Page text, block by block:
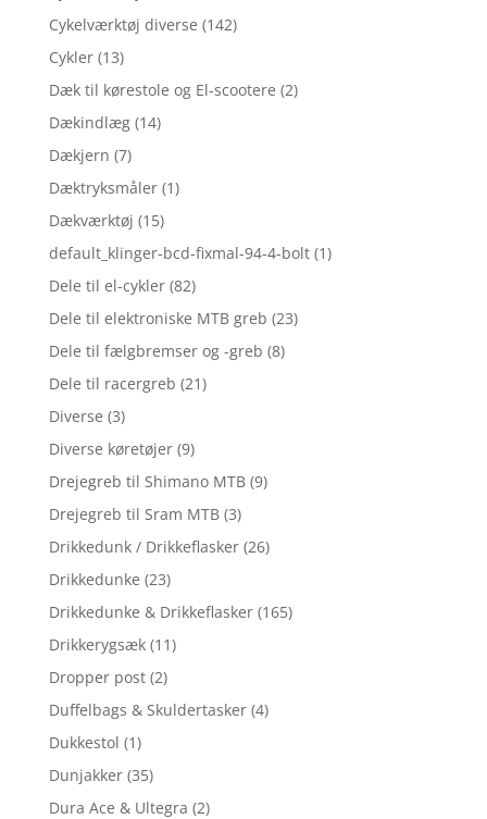
Cykelværktøj diverse (142)
Cykler (13)
Dæk til kørestole og El-scootere (2)
Dækindlæg (14)
Dækjern (7)
Dæktryksmåler (1)
Dækværktøj (15)
default_klinger-bcd-fixmal-94-4-bolt (1)
Dele til el-cykler (82)
Dele til elektroniske MTB greb (23)
Dele til fælgbremser og -greb (8)
Dele til racergreb (21)
Diverse (3)
Diverse køretøjer (9)
Drejegreb til Shimano MTB (9)
Drejegreb til Sram MTB (3)
Drikkedunk / Drikkeflasker (26)
Drikkedunke (23)
Drikkedunke & Drikkeflasker (165)
Drikkerygsæk (11)
Dropper post (2)
Duffelbags & Skuldertasker (4)
Dukkestol (1)
Dunjakker (35)
Dura Ace & Ultegra (2)